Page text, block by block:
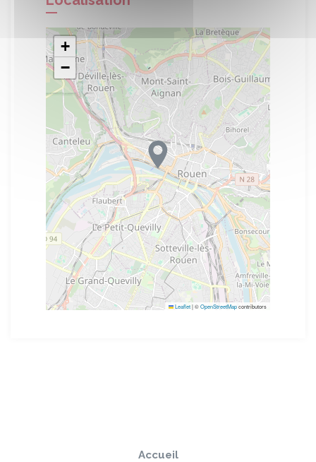
+
−
Leaflet|©OpenStreetMapcontributors
Accueil